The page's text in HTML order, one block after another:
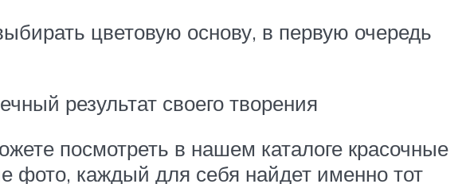
цветовую основу, в первую очередь
результат своего творения
посмотреть в нашем каталоге красочные
фото, каждый для себя найдет именно тот